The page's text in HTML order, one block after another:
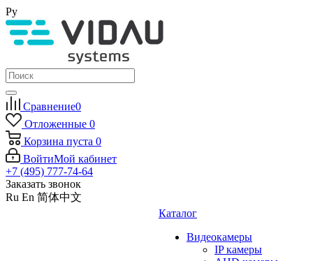
Ру
Сравнение0
Отложенные 0
Корзина пуста 0
ВойтиМой кабинет
+7 (495) 777-74-64
Заказать звонок
Ru En 简体中文
Каталог
Видеокамеры
IP камеры